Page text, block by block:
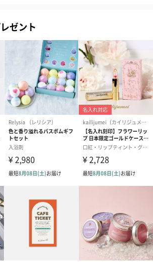
イーツ
ーツを同梱してお届けいたします。ギフト
。
アールグレイティー
フルーツティ
円）
ゼント